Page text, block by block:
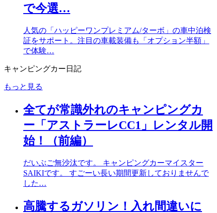
で今選…
人気の「ハッピーワンプレミアム/ターボ」の車中泊検
証をサポート。注目の車載装備も「オプション半額」
で体験…
キャンピングカー日記
もっと見る
全てが常識外れのキャンピングカ
ー「アストラーレCC1」レンタル開
始！（前編）
だいぶご無沙汰です。 キャンピングカーマイスター
SAIKIです。 すごーい長い期間更新しておりませんで
した…
高騰するガソリン！入れ間違いに